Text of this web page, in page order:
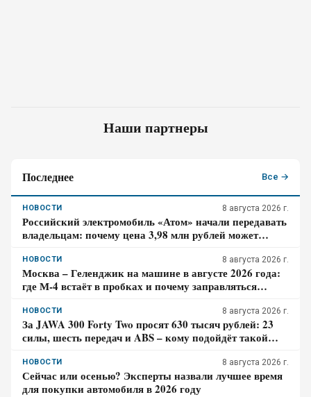
Наши партнеры
Последнее Все →
НОВОСТИ 8 августа 2026 г.
Российский электромобиль «Атом» начали передавать
владельцам: почему цена 3,98 млн рублей может
НОВОСТИ 8 августа 2026 г.
Москва – Геленджик на машине в августе 2026 года:
где М-4 встаёт в пробках и почему заправляться
НОВОСТИ 8 августа 2026 г.
За JAWA 300 Forty Two просят 630 тысяч рублей: 23
силы, шесть передач и ABS – кому подойдёт такой
НОВОСТИ 8 августа 2026 г.
Сейчас или осенью? Эксперты назвали лучшее время
для покупки автомобиля в 2026 году